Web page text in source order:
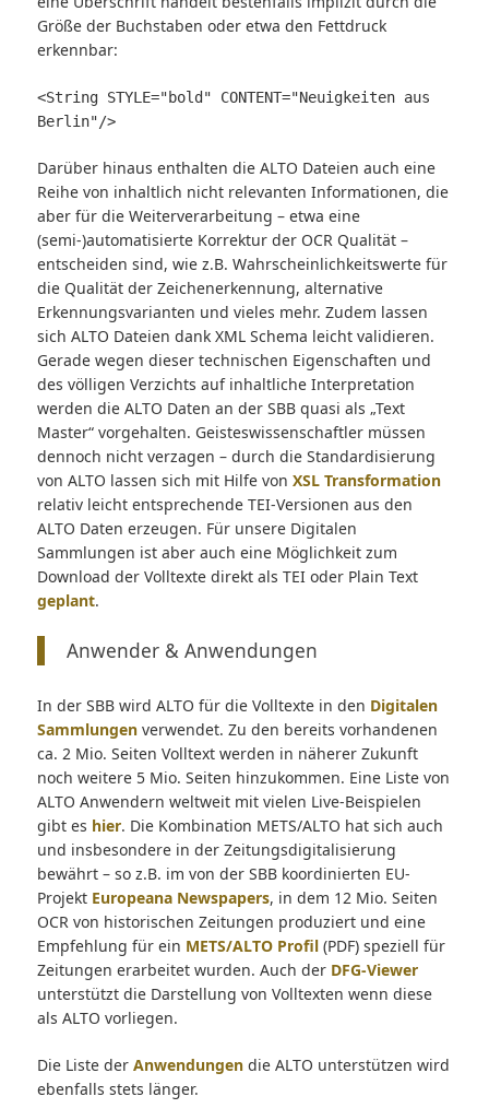
Größe der Buchstaben oder etwa den Fettdruck
erkennbar:
<String STYLE="bold" CONTENT="Neuigkeiten aus
Berlin"/>
Darüber hinaus enthalten die ALTO Dateien auch eine
Reihe von inhaltlich nicht relevanten Informationen, die
aber für die Weiterverarbeitung – etwa eine
(semi-)automatisierte Korrektur der OCR Qualität –
entscheiden sind, wie z.B. Wahrscheinlichkeitswerte für
die Qualität der Zeichenerkennung, alternative
Erkennungsvarianten und vieles mehr. Zudem lassen
sich ALTO Dateien dank XML Schema leicht validieren.
Gerade wegen dieser technischen Eigenschaften und
des völligen Verzichts auf inhaltliche Interpretation
werden die ALTO Daten an der SBB quasi als „Text
Master“ vorgehalten. Geisteswissenschaftler müssen
dennoch nicht verzagen – durch die Standardisierung
von ALTO lassen sich mit Hilfe von XSL Transformation
relativ leicht entsprechende TEI-Versionen aus den
ALTO Daten erzeugen. Für unsere Digitalen
Sammlungen ist aber auch eine Möglichkeit zum
Download der Volltexte direkt als TEI oder Plain Text
geplant.
Anwender & Anwendungen
In der SBB wird ALTO für die Volltexte in den Digitalen
Sammlungenverwendet. Zu den bereits vorhandenen
ca. 2 Mio. Seiten Volltext werden in näherer Zukunft
noch weitere 5 Mio. Seiten hinzukommen. Eine Liste von
ALTO Anwendern weltweit mit vielen Live-Beispielen
gibt es hier. Die Kombination METS/ALTO hat sich auch
und insbesondere in der Zeitungsdigitalisierung
bewährt – so z.B. im von der SBB koordinierten EU-
Projekt Europeana Newspapers, in dem 12 Mio. Seiten
OCR von historischen Zeitungen produziert und eine
Empfehlung für ein METS/ALTO Profil(PDF) speziell für
Zeitungen erarbeitet wurden. Auch der DFG-Viewer
unterstützt die Darstellung von Volltexten wenn diese
als ALTO vorliegen.
Die Liste der Anwendungendie ALTO unterstützen wird
ebenfalls stets länger.